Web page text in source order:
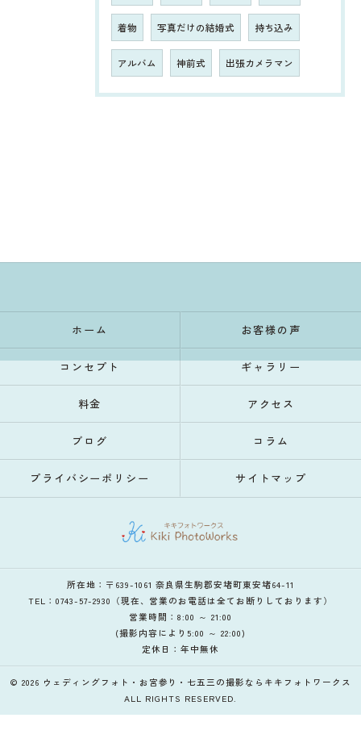
着物 写真だけの結婚式 持ち込み
アルバム 神前式 出張カメラマン
ホーム お客様の声
コンセプト ギャラリー
料金 アクセス
ブログ コラム
プライバシーポリシー サイトマップ
所在地：〒639-1061 奈良県生駒郡安堵町東安堵64-11
TEL：0743-57-2930（現在、営業のお電話は全てお断りしております）
営業時間：8:00 ～ 21:00
(撮影内容により5:00 ～ 22:00)
定休日：年中無休
© 2026 ウェディングフォト・お宮参り・七五三の撮影ならキキフォトワークス
ALL RIGHTS RESERVED.